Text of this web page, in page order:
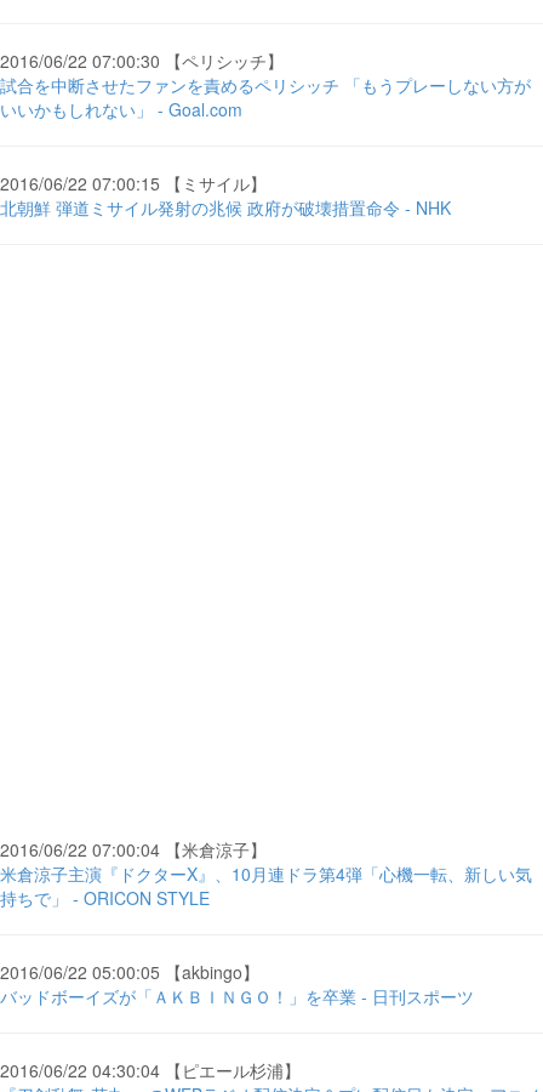
2016/06/22 07:00:30 【ペリシッチ】
試合を中断させたファンを責めるペリシッチ 「もうプレーしない方が
いいかもしれない」 - Goal.com
2016/06/22 07:00:15 【ミサイル】
北朝鮮 弾道ミサイル発射の兆候 政府が破壊措置命令 - NHK
2016/06/22 07:00:04 【米倉涼子】
米倉涼子主演『ドクターX』、10月連ドラ第4弾「心機一転、新しい気
持ちで」 - ORICON STYLE
2016/06/22 05:00:05 【akbingo】
バッドボーイズが「ＡＫＢＩＮＧＯ！」を卒業 - 日刊スポーツ
2016/06/22 04:30:04 【ピエール杉浦】